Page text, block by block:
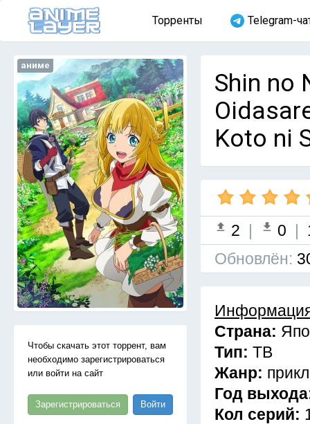
Торренты Telegram-
аниме
Чтобы скачать этот торрент, вам
необходимо зарегистрироваться
или войти на сайт
Зарегистрироваться Войти
Shin no
Koto ni
2 | 0 |
Обновлён:
Страна:
Тип: ТВ
Жанр:
Год
Кол серий: